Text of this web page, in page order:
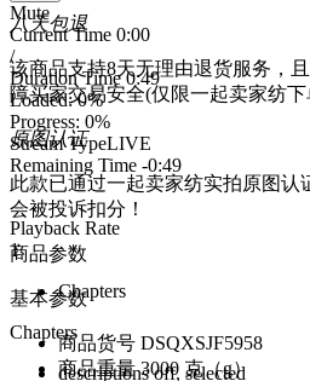
Mute
Current Time 0:00
/
Duration Time0:49
Loaded: 0%
Progress: 0%
Stream TypeLIVE
Remaining Time -0:49
Playback Rate
1
Chapters
Chapters
descriptions off, selected
八天包退
该商品支持8天无理由退货服务，
障买家交易安全(仅限一起卖家纺下
原图认证
此款已通过一起卖家纺实拍原图认
会被投诉扣分！
商品参数
基本参数
商品货号 DSQXSJF5958
商品重量 3000 克（g）